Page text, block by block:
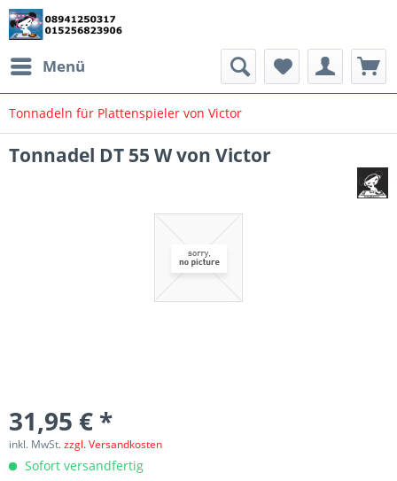
Menü
Tonnadeln für Plattenspieler von Victor
Tonnadel DT 55 W von Victor
31,95 € *
inkl. MwSt.zzgl. Versandkosten
Sofort versandfertig